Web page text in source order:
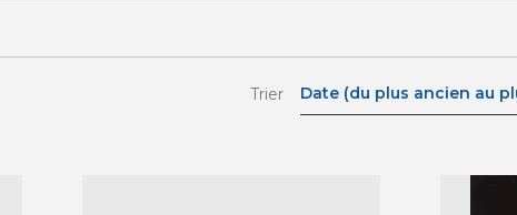
Trier Date (du plus ancien au
Date (du plus récent